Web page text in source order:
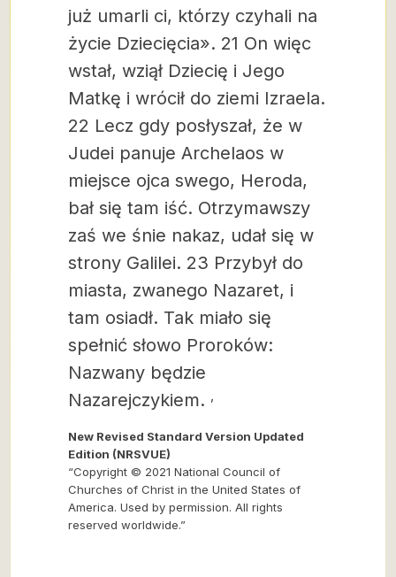
już umarli ci, którzy czyhali na
życie Dziecięcia». 21 On więc
wstał, wziął Dziecię i Jego
Matkę i wrócił do ziemi Izraela.
22 Lecz gdy posłyszał, że w
Judei panuje Archelaos w
miejsce ojca swego, Heroda,
bał się tam iść. Otrzymawszy
zaś we śnie nakaz, udał się w
strony Galilei. 23 Przybył do
miasta, zwanego Nazaret, i
tam osiadł. Tak miało się
spełnić słowo Proroków:
Nazwany będzie
Nazarejczykiem.
New Revised Standard Version Updated
Edition (NRSVUE)
“Copyright © 2021 National Council of
Churches of Christ in the United States of
America. Used by permission. All rights
reserved worldwide.”